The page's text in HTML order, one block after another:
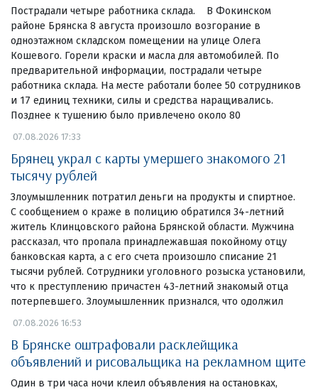
Пострадали четыре работника склада. В Фокинском
районе Брянска 8 августа произошло возгорание в
одноэтажном складском помещении на улице Олега
Кошевого. Горели краски и масла для автомобилей. По
предварительной информации, пострадали четыре
работника склада. На месте работали более 50 сотрудников
и 17 единиц техники, силы и средства наращивались.
Позднее к тушению было привлечено около 80
07.08.2026 17:33
Брянец украл с карты умершего знакомого 21
тысячу рублей
Злоумышленник потратил деньги на продукты и спиртное.
С сообщением о краже в полицию обратился 34-летний
житель Клинцовского района Брянской области. Мужчина
рассказал, что пропала принадлежавшая покойному отцу
банковская карта, а с его счета произошло списание 21
тысячи рублей. Сотрудники уголовного розыска установили,
что к преступлению причастен 43-летний знакомый отца
потерпевшего. Злоумышленник признался, что одолжил
07.08.2026 16:53
В Брянске оштрафовали расклейщика
объявлений и рисовальщика на рекламном щите
Один в три часа ночи клеил объявления на остановках,